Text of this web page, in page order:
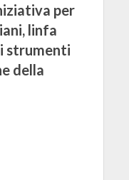
per
linfa
strumenti
della